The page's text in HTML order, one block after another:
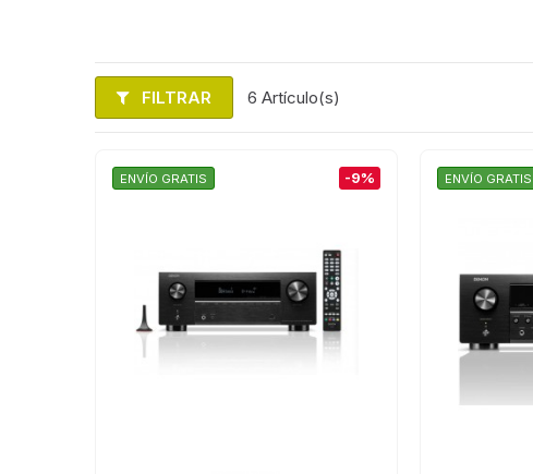
FILTRAR 6 Artículo(s)
ENVÍO GRATIS -9% ENVÍO GRATIS